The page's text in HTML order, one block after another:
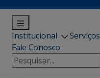
Institucional Serviços
Fale Conosco
Pesquisar
por: